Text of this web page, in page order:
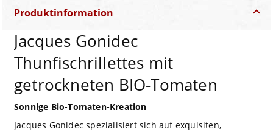
Produktinformation
Jacques Gonidec
Thunfischrillettes mit
getrockneten BIO-Tomaten
Sonnige Bio-Tomaten-Kreation
Jacques Gonidec spezialisiert sich auf exquisiten,